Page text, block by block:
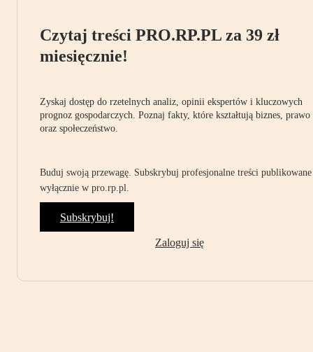
Czytaj treści PRO.RP.PL za 39 zł
miesięcznie!
Zyskaj dostęp do rzetelnych analiz, opinii ekspertów i kluczowych
prognoz gospodarczych. Poznaj fakty, które kształtują biznes, prawo
oraz społeczeństwo.
Buduj swoją przewagę. Subskrybuj profesjonalne treści publikowane
wyłącznie w pro.rp.pl.
Subskrybuj!
Zaloguj się